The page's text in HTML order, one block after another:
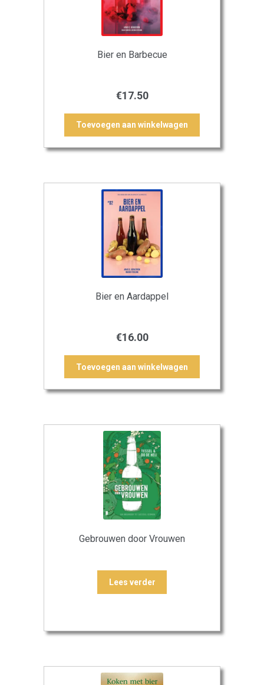
Bier en Barbecue
€17.50
Toevoegen aan winkelwagen
Bier en Aardappel
€16.00
Toevoegen aan winkelwagen
Gebrouwen door Vrouwen
Lees verder